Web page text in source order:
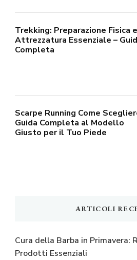
Trekking: Preparazione Fisica e
Attrezzatura Essenziale –
Completa
Scarpe Running Come
Guida Completa al Modello
Giusto per il Tuo Piede
ARTICOLI
Cura della Barba in Primavera:
Prodotti Essenziali